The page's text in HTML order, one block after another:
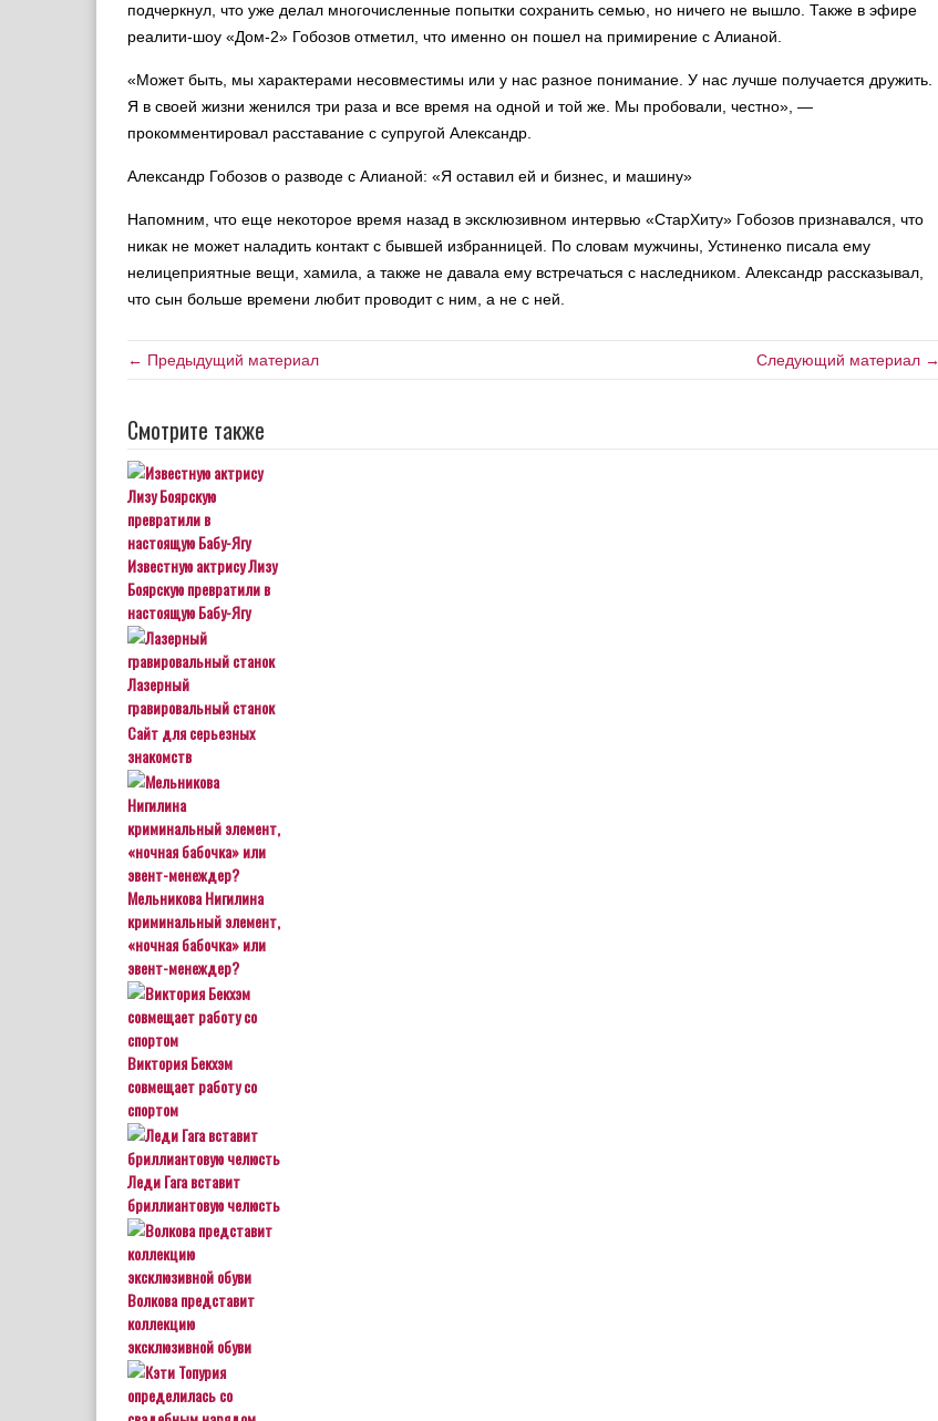
подчеркнул, что уже делал многочисленные попытки сохранить семью, но ничего не вышло. Также в эфире
реалити-шоу «Дом-2» Гобозов отметил, что именно он пошел на примирение с Алианой.
«Может быть, мы характерами несовместимы или у нас разное понимание. У нас лучше получается дружить.
Я в своей жизни женился три раза и все время на одной и той же. Мы пробовали, честно», —
прокомментировал расставание с супругой Александр.
Александр Гобозов о разводе с Алианой: «Я оставил ей и бизнес, и машину»
Напомним, что еще некоторое время назад в эксклюзивном интервью «СтарХиту» Гобозов признавался, что
никак не может наладить контакт с бывшей избранницей. По словам мужчины, Устиненко писала ему
нелицеприятные вещи, хамила, а также не давала ему встречаться с наследником. Александр рассказывал,
что сын больше времени любит проводит с ним, а не с ней.
← Предыдущий материал Следующий материал →
Смотрите также
Известную актрису Лизу
Боярскую превратили в
настоящую Бабу-Ягу
Лазерный
гравировальный станок
Сайт для серьезных
знакомств
Мельникова Нигилина
криминальный элемент,
«ночная бабочка» или
эвент-менеждер?
Виктория Бекхэм
совмещает работу со
спортом
Леди Гага вставит
бриллиантовую челюсть
Волкова представит
коллекцию
эксклюзивной обуви